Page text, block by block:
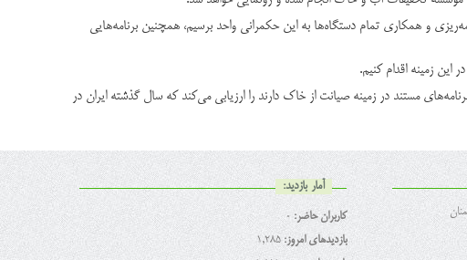
و همکاری تمام دستگاه‌ها به این حکمرانی واحد برسیم، همچنین برنامه‌هایی
زمینه اقدام کنیم.
مستند در زمینه صیانت از خاک دارند را ارزیابی می‌کند که سال گذشته ایران در
آمار بازدید:
کاربران حاضر: 0
بازدیدهای امروز:1,285